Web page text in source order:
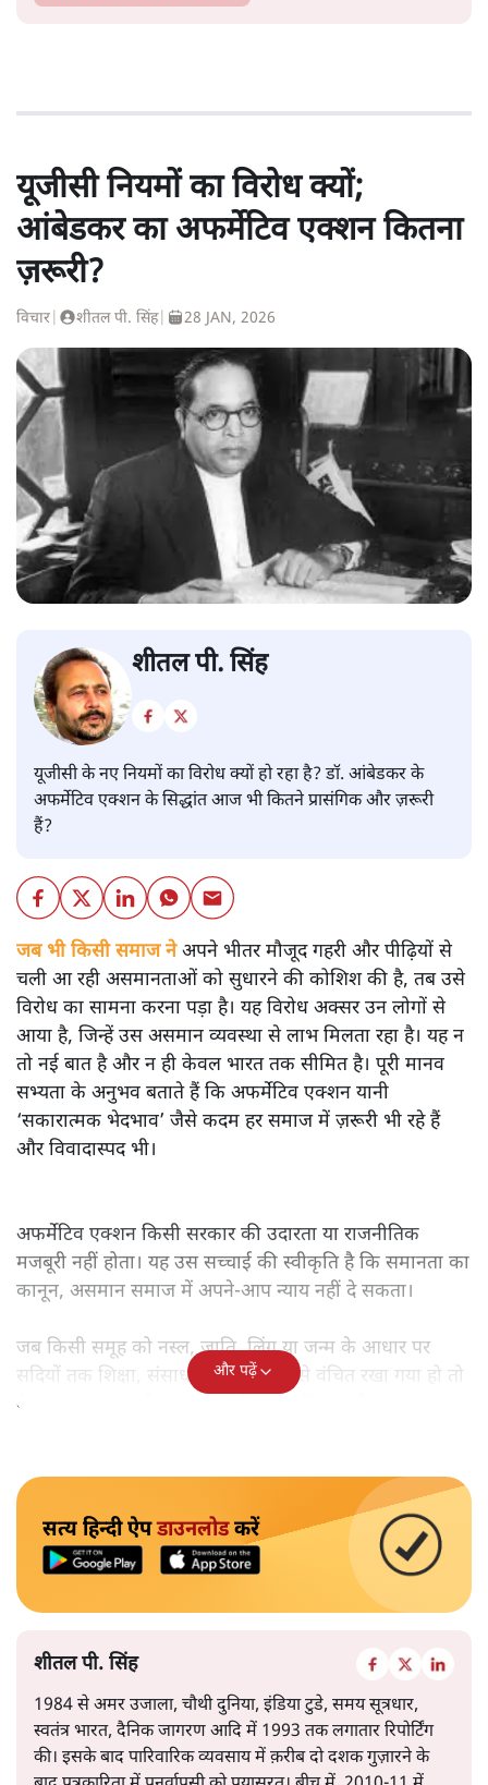
यूजीसी नियमों का विरोध क्यों;
आंबेडकर का अफर्मेटिव एक्शन कितना
ज़रूरी?
विचार शीतल पी. सिंह| 28 JAN, 2026
शीतल पी. सिंह
यूजीसी के नए नियमों का विरोध क्यों हो रहा है? डॉ. आंबेडकर के
अफर्मेटिव एक्शन के सिद्धांत आज भी कितने प्रासंगिक और ज़रूरी
हैं?
जब भी किसी समाज नेअपने भीतर मौजूद गहरी और पीढ़ियों से
चली आ रही असमानताओं को सुधारने की कोशिश की है, तब उसे
विरोध का सामना करना पड़ा है। यह विरोध अक्सर उन लोगों से
आया है, जिन्हें उस असमान व्यवस्था से लाभ मिलता रहा है। यह न
तो नई बात है और न ही केवल भारत तक सीमित है। पूरी मानव
सभ्यता के अनुभव बताते हैं कि अफर्मेटिव एक्शन यानी
‘सकारात्मक भेदभाव’ जैसे कदम हर समाज में ज़रूरी भी रहे हैं
और विवादास्पद भी।
अफर्मेटिव एक्शन किसी सरकार की उदारता या राजनीतिक
मजबूरी नहीं होता। यह उस सच्चाई की स्वीकृति है कि समानता का
कानून, असमान समाज में अपने-आप न्याय नहीं दे सकता।
जब किसी समूह को नस्ल, जाति, लिंग या जन्म के आधार पर
सदियों तक शिक्षा, संसाधनों और सम्मान से वंचित रखा गया हो तो
केवल ‘सब बराबर हैं’ कह देने से स्थिति नहीं बदलती।
और पढ़ें
सत्य हिन्दी ऐपडाउनलोडकरें
शीतल पी. सिंह
1984 से अमर उजाला, चौथी दुनिया, इंडिया टुडे, समय सूत्रधार,
स्वतंत्र भारत, दैनिक जागरण आदि में 1993 तक लगातार रिपोर्टिंग
की। इसके बाद पारिवारिक व्यवसाय में क़रीब दो दशक गुज़ारने के